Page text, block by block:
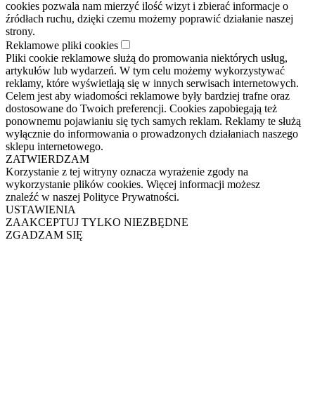
cookies pozwala nam mierzyć ilość wizyt i zbierać informacje o
źródłach ruchu, dzięki czemu możemy poprawić działanie naszej
strony.
Reklamowe pliki cookies
Pliki cookie reklamowe służą do promowania niektórych usług,
artykułów lub wydarzeń. W tym celu możemy wykorzystywać
reklamy, które wyświetlają się w innych serwisach internetowych.
Celem jest aby wiadomości reklamowe były bardziej trafne oraz
dostosowane do Twoich preferencji. Cookies zapobiegają też
ponownemu pojawianiu się tych samych reklam. Reklamy te służą
wyłącznie do informowania o prowadzonych działaniach naszego
sklepu internetowego.
ZATWIERDZAM
Korzystanie z tej witryny oznacza wyrażenie zgody na
wykorzystanie plików cookies. Więcej informacji możesz
znaleźć w naszej Polityce Prywatności.
USTAWIENIA
ZAAKCEPTUJ TYLKO NIEZBĘDNE
ZGADZAM SIĘ